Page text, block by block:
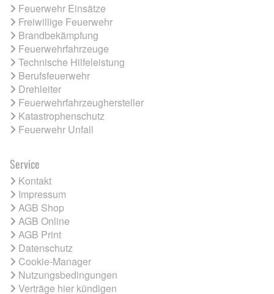
Feuerwehr Einsätze
Freiwillige Feuerwehr
Brandbekämpfung
Feuerwehrfahrzeuge
Technische Hilfeleistung
Berufsfeuerwehr
Drehleiter
Feuerwehrfahrzeughersteller
Katastrophenschutz
Feuerwehr Unfall
Service
Kontakt
Impressum
AGB Shop
AGB Online
AGB Print
Datenschutz
Cookie-Manager
Nutzungsbedingungen
Verträge hier kündigen